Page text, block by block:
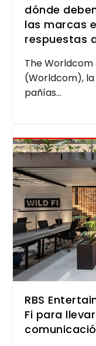
dónde
las marcas
respuestas
The World­com
(World­com),
pa­ñías...
RBS
Fi para